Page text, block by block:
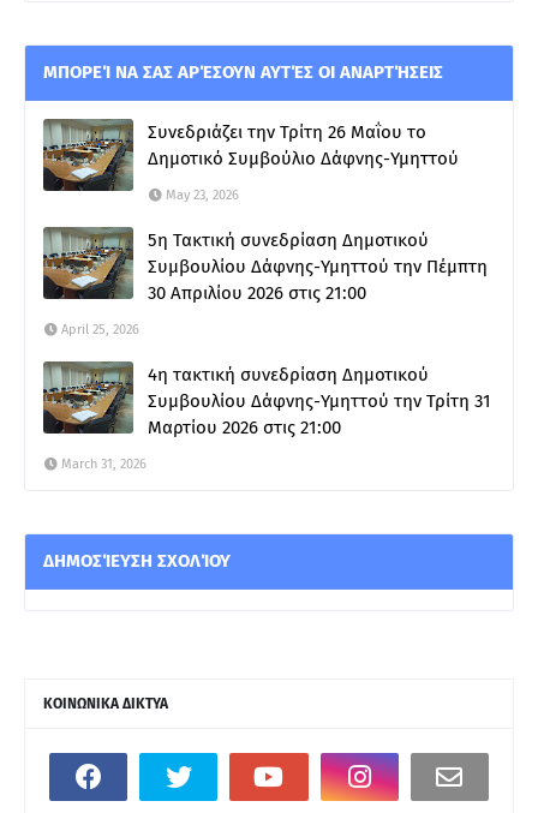
ΜΠΟΡΕΊ ΝΑ ΣΑΣ ΑΡΈΣΟΥΝ ΑΥΤΈΣ ΟΙ ΑΝΑΡΤΉΣΕΙΣ
Συνεδριάζει την Τρίτη 26 Μαΐου το
Δημοτικό Συμβούλιο Δάφνης-Υμηττού
May 23, 2026
5η Τακτική συνεδρίαση Δημοτικού
Συμβουλίου Δάφνης-Υμηττού την Πέμπτη
30 Απριλίου 2026 στις 21:00
April 25, 2026
4η τακτική συνεδρίαση Δημοτικού
Συμβουλίου Δάφνης-Υμηττού την Τρίτη 31
Μαρτίου 2026 στις 21:00
March 31, 2026
ΔΗΜΟΣΊΕΥΣΗ ΣΧΟΛΊΟΥ
ΚΟΙΝΩΝΙΚΑ ΔΙΚΤΥΑ